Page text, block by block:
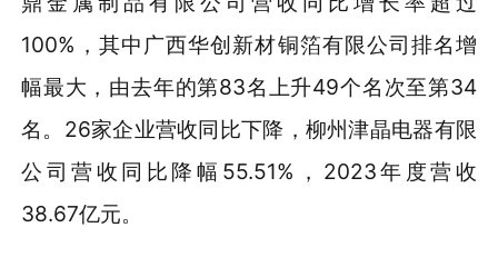
100%，其中广西华创新材铜箔有限公司排名增
幅最大，由去年的第83名上升49个名次至第34
名。26家企业营收同比下降 ，柳州津晶电器有限
公司营收同比降幅 55.51%，2023年度营收
38.67亿元。